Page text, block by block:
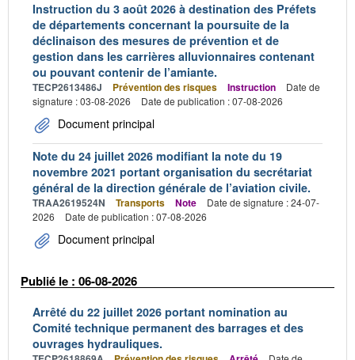
Instruction du 3 août 2026 à destination des Préfets
de départements concernant la poursuite de la
déclinaison des mesures de prévention et de
gestion dans les carrières alluvionnaires contenant
ou pouvant contenir de l’amiante.
TECP2613486J Prévention des risques Instruction
Date de
signature : 03-08-2026
Date de publication : 07-08-2026
Document principal
Note du 24 juillet 2026 modifiant la note du 19
novembre 2021 portant organisation du secrétariat
général de la direction générale de l’aviation civile.
TRAA2619524N Transports Note
Date de signature : 24-07-
2026
Date de publication : 07-08-2026
Document principal
Publié le : 06-08-2026
Arrêté du 22 juillet 2026 portant nomination au
Comité technique permanent des barrages et des
ouvrages hydrauliques.